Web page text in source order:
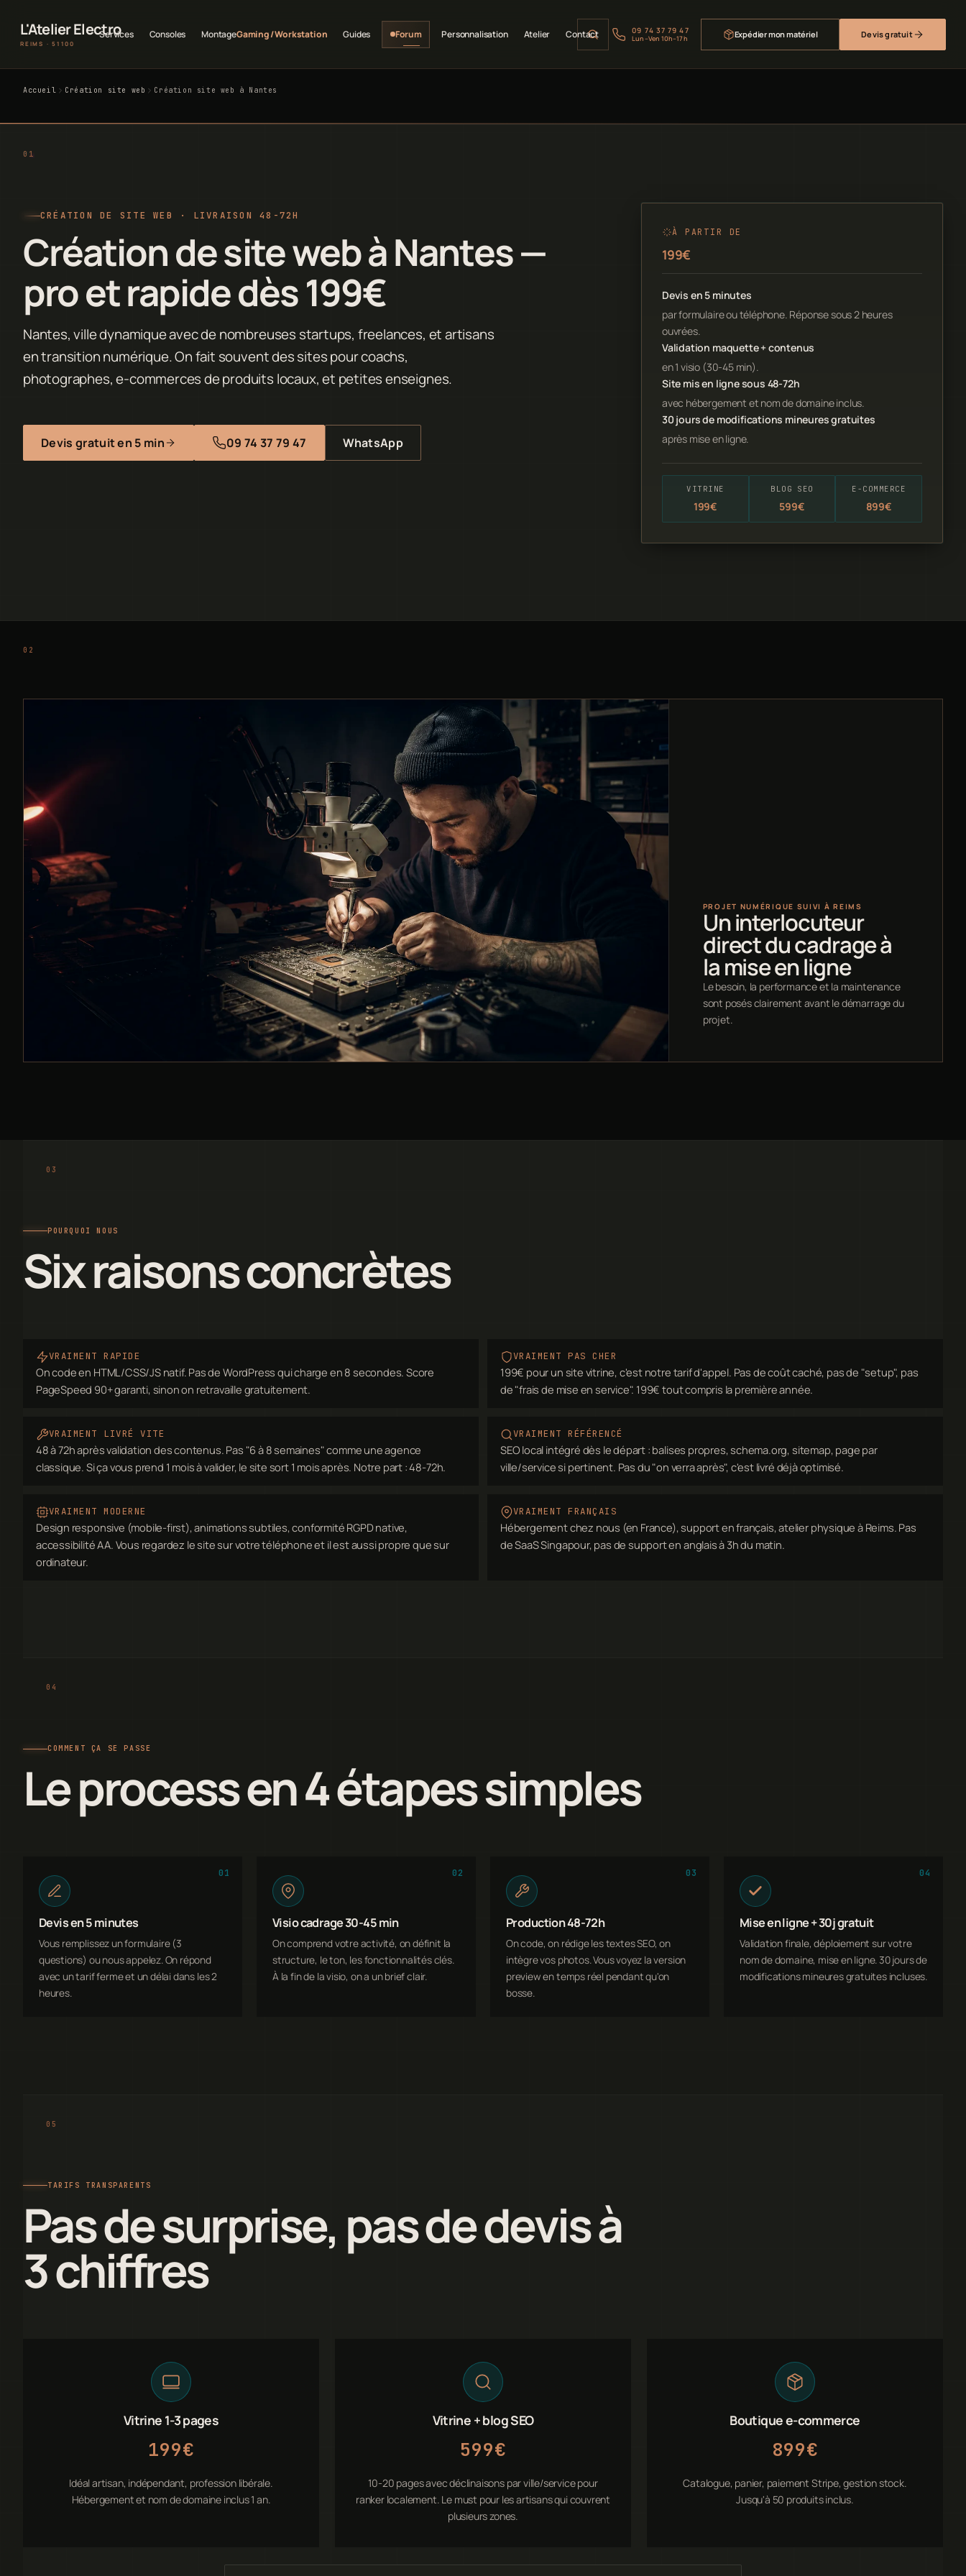
L'Atelier Electro
REIMS · 51100
Services Consoles MontageGaming / Workstation Guides Forum Personnalisation Atelier Contact 09 74 37 79 47
Lun–Ven 10h–17h Expédier mon matériel Devis gratuit
Accueil Création site web Création site web à Nantes
CRÉATION DE SITE WEB · LIVRAISON 48-72H
Création de site web à Nantes —
pro et rapide dès 199€
Nantes, ville dynamique avec de nombreuses startups, freelances, et artisans
en transition numérique. On fait souvent des sites pour coachs,
photographes, e-commerces de produits locaux, et petites enseignes.
Devis gratuit en 5 min 09 74 37 79 47 WhatsApp
À PARTIR DE
199€
Devis en 5 minutes
par formulaire ou téléphone. Réponse sous 2 heures
ouvrées.
Validation maquette + contenus
en 1 visio (30-45 min).
Site mis en ligne sous 48-72h
avec hébergement et nom de domaine inclus.
30 jours de modifications mineures gratuites
après mise en ligne.
VITRINE
199€
BLOG SEO
599€
E-COMMERCE
899€
PROJET NUMÉRIQUE SUIVI À REIMS
Un interlocuteur
direct du cadrage à
la mise en ligne
Le besoin, la performance et la maintenance
sont posés clairement avant le démarrage du
projet.
POURQUOI NOUS
Six raisons concrètes
VRAIMENT RAPIDE
On code en HTML/CSS/JS natif. Pas de WordPress qui charge en 8 secondes. Score
PageSpeed 90+ garanti, sinon on retravaille gratuitement.
VRAIMENT PAS CHER
199€ pour un site vitrine, c'est notre tarif d'appel. Pas de coût caché, pas de "setup", pas
de "frais de mise en service". 199€ tout compris la première année.
VRAIMENT LIVRÉ VITE
48 à 72h après validation des contenus. Pas "6 à 8 semaines" comme une agence
classique. Si ça vous prend 1 mois à valider, le site sort 1 mois après. Notre part : 48-72h.
VRAIMENT RÉFÉRENCÉ
SEO local intégré dès le départ : balises propres, schema.org, sitemap, page par
ville/service si pertinent. Pas du "on verra après", c'est livré déjà optimisé.
VRAIMENT MODERNE
Design responsive (mobile-first), animations subtiles, conformité RGPD native,
accessibilité AA. Vous regardez le site sur votre téléphone et il est aussi propre que sur
ordinateur.
VRAIMENT FRANÇAIS
Hébergement chez nous (en France), support en français, atelier physique à Reims. Pas
de SaaS Singapour, pas de support en anglais à 3h du matin.
COMMENT ÇA SE PASSE
Le process en 4 étapes simples
01
Devis en 5 minutes
Vous remplissez un formulaire (3
questions) ou nous appelez. On répond
avec un tarif ferme et un délai dans les 2
heures.
02
Visio cadrage 30-45 min
On comprend votre activité, on définit la
structure, le ton, les fonctionnalités clés.
À la fin de la visio, on a un brief clair.
03
Production 48-72h
On code, on rédige les textes SEO, on
intègre vos photos. Vous voyez la version
preview en temps réel pendant qu'on
bosse.
04
Mise en ligne + 30j gratuit
Validation finale, déploiement sur votre
nom de domaine, mise en ligne. 30 jours de
modifications mineures gratuites incluses.
TARIFS TRANSPARENTS
Pas de surprise, pas de devis à
3 chiffres
Vitrine 1-3 pages
199€
Idéal artisan, indépendant, profession libérale.
Hébergement et nom de domaine inclus 1 an.
Vitrine + blog SEO
599€
10-20 pages avec déclinaisons par ville/service pour
ranker localement. Le must pour les artisans qui couvrent
plusieurs zones.
Boutique e-commerce
899€
Catalogue, panier, paiement Stripe, gestion stock.
Jusqu'à 50 produits inclus.